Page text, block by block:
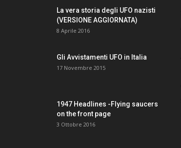
La vera storia degli UFO nazisti
(VERSIONE AGGIORNATA)
8 Aprile 2016
Gli Avvistamenti UFO in Italia
17 Novembre 2015
1947 Headlines -Flying saucers
on the front page
3 Ottobre 2016